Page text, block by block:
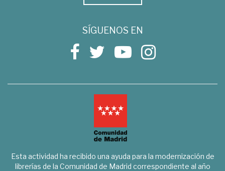
SÍGUENOS EN
Esta actividad ha recibido una ayuda para la modernización de
librerías de la Comunidad de Madrid correspondiente al año